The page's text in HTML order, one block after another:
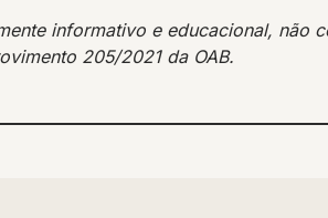
informativo e educacional,
205/2021 da OAB.